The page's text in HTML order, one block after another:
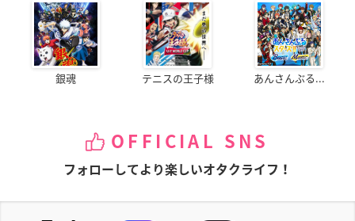
銀魂 テニスの王子様 あんさんぶる...
OFFICIAL SNS
フォローしてより楽しいオタクライフ！